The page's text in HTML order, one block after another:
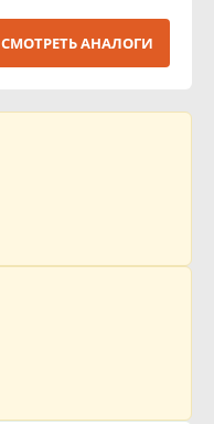
СМОТРЕТЬ АНАЛОГИ